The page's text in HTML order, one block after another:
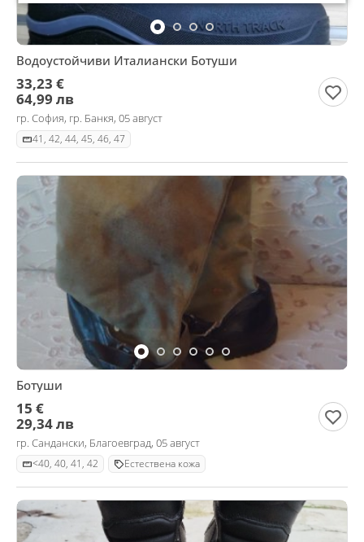
Водоустойчиви Италиански Ботуши
33,23 €
64,99 лв
гр. София, гр. Банкя, 05 август
41, 42, 44, 45, 46, 47
Ботуши
15 €
29,34 лв
гр. Сандански, Благоевград, 05 август
<40, 40, 41, 42 Естествена кожа